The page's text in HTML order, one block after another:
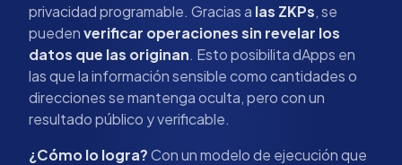
privacidad programable. Gracias a las ZKPs, se
puedenverificar operaciones sin revelar los
datos que las originan. Esto posibilita dApps en
las que la información sensible como cantidades o
direcciones se mantenga oculta, pero con un
resultado público y verificable.
¿Cómo lo logra?Con un modelo de ejecución que